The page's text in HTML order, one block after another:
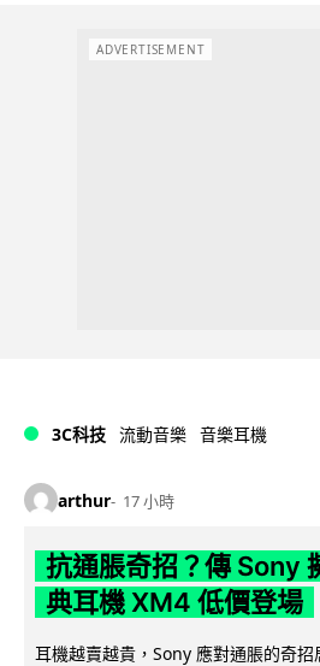
ADVERTISEMENT
3C科技 流動音樂 音樂耳機
arthur 17 小時
抗通脹奇招？傳 Sony
典耳機 XM4 低價登場
耳機越賣越貴，Sony 應對通脹的奇